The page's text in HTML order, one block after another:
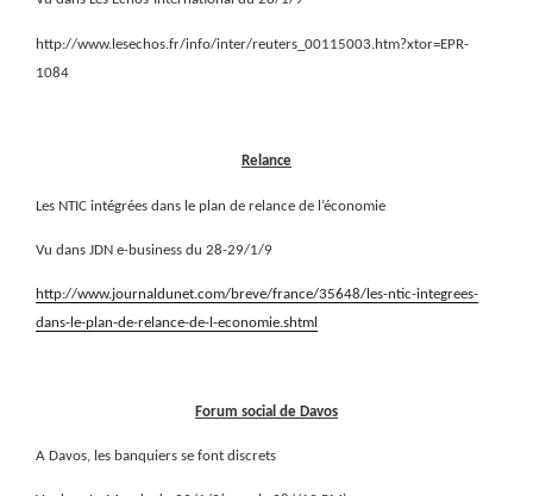
http://www.lesechos.fr/info/inter/reuters_00115003.htm?xtor=EPR-
1084
Relance
Les NTIC intégrées dans le plan de relance de l’économie
Vu dans JDN e-business du 28-29/1/9
http://www.journaldunet.com/breve/france/35648/les-ntic-integrees-
dans-le-plan-de-relance-de-l-economie.shtml
Forum social de Davos
A Davos, les banquiers se font discrets